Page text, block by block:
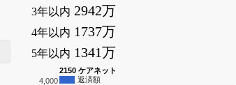
3年以内 2942万
4年以内 1737万
5年以内 1341万
2150 ケアネット
返済額
4,000